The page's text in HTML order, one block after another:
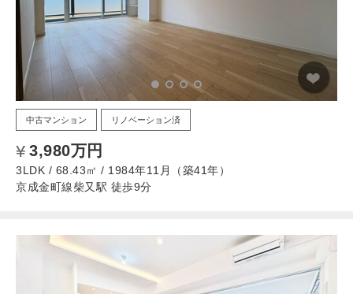
中古マンション リノベーション済
3,980万円
3LDK / 68.43㎡ / 1984年11月（築41年）
京成金町線柴又駅 徒歩9分